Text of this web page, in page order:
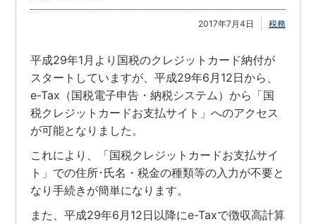
2017年7月4日 税務
平成29年1月より国税のクレジットカード納付が
スタートしていますが、平成29年6月12日から、
e-Tax（国税電子申告・納税システム）から「国
税クレジットカードお支払サイト」へのアクセス
が可能となりました。
これにより、「国税クレジットカードお支払サイ
ト」での住所･氏名・税金の種類等の入力が不要と
なり手続きが簡単になります。
また、平成29年6月12日以降にe-Taxで徴収高計算